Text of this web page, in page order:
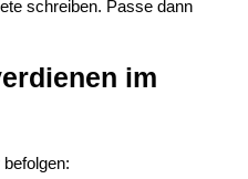
schreiben. Passe dann
im